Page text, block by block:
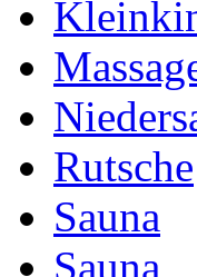
Rutsche
Sauna
Sauna